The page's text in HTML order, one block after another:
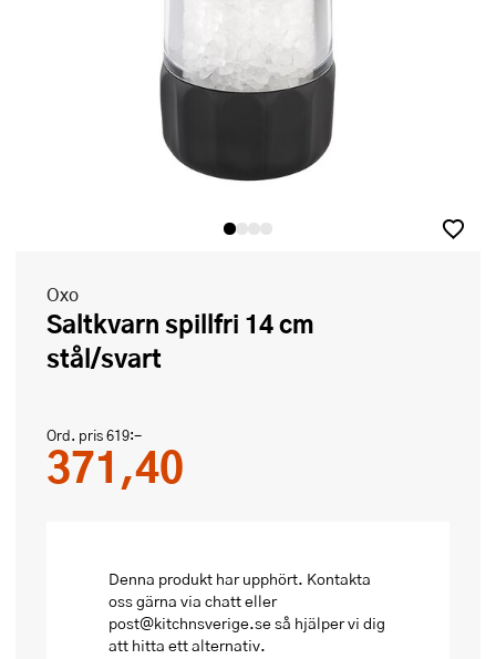
Oxo
Saltkvarn spillfri 14 cm
stål/svart
Ord. pris619:-
371,40
Denna produkt har upphört. Kontakta
oss gärna via chatt eller
post@kitchnsverige.se så hjälper vi dig
att hitta ett alternativ.